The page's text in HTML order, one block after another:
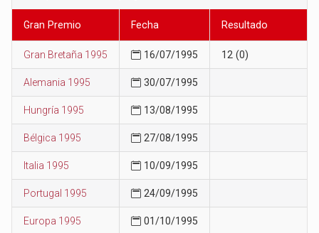
Gran Premio Fecha Resultado
Gran Bretaña 1995 16/07/1995 12 (0)
Alemania 1995 30/07/1995
Hungría 1995 13/08/1995
Bélgica 1995 27/08/1995
Italia 1995 10/09/1995
Portugal 1995 24/09/1995
Europa 1995 01/10/1995